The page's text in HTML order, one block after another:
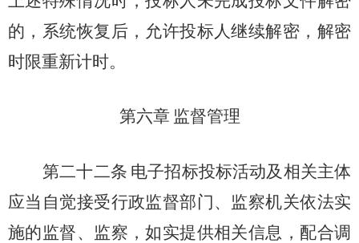
的，系统恢复后，允许投标人继续解密，解密
时限重新计时。
第六章 监督管理
第二十二条 电子招标投标活动及相关主体
应当自觉接受行政监督部门、监察机关依法实
施的监督、监察，如实提供相关信息，配合调